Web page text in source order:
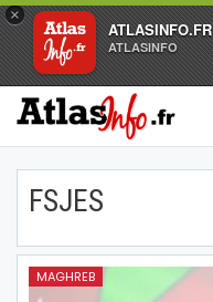
×
ATLASINFO.FR
ATLASINFO
FSJES
MAGHREB